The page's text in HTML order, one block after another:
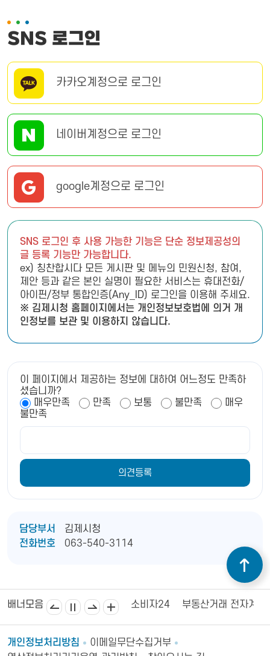
SNS 로그인
카카오계정으로 로그인
네이버계정으로 로그인
google계정으로 로그인
SNS 로그인 후 사용 가능한 기능은 단순 정보제공성의
글 등록 기능만 가능합니다.
ex) 칭찬합시다 모든 게시판 및 메뉴의 민원신청, 참여,
제안 등과 같은 본인 실명이 필요한 서비스는 휴대전화/
아이핀/정부 통합인증(Any_ID) 로그인을 이용해 주세요.
※ 김제시청 홈페이지에서는 개인정보보호법에 의거 개
인정보를 보관 및 이용하지 않습니다.
이 페이지에서 제공하는 정보에 대하여 어느정도 만족하
셨습니까?
매우만족
만족 보통 불만족
매우
불만족
담당부서
김제시청
전화번호
063-540-3114
배너모음
제상공회의소 김제시의회 소비자24 부동산거래 전자계약
개인정보처리방침
이메일무단수집거부